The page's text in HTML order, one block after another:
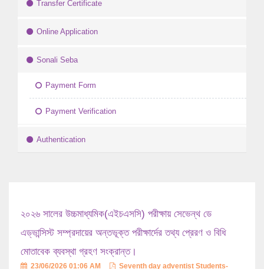
Transfer Certificate
Online Application
Sonali Seba
Payment Form
Payment Verification
Authentication
২০২৬ সালের উচ্চমাধ্যমিক(এইচএসসি) পরীক্ষায় সেভেন্থ ডে
এড্ভান্সিস্ট সম্প্রদায়ের অন্তভূক্ত পরীক্ষার্দের তথ্য প্রেরণ ও বিধি
মোতাবেক ব্যবস্থা গ্রহণ সংক্রান্ত।
23/06/2026 01:06 AM
Seventh day adventist Students-